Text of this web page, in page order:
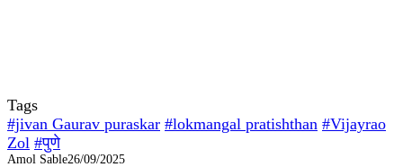
Tags
#jivan Gaurav puraskar #lokmangal pratishthan #Vijayrao
Zol #पुणे
Amol Sable26/09/2025